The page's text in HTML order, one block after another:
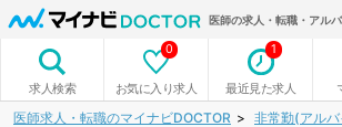
医師の求人・転職・アル
求人検索 お気に入り求人
0
最近見た求人
1
医師求人・転職のマイナビDOCTOR 非常勤(アル